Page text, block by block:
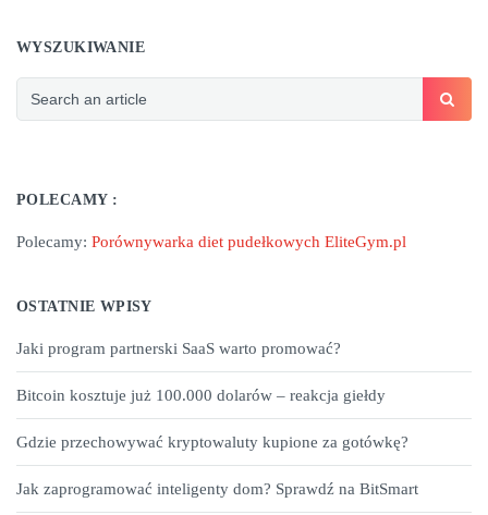
WYSZUKIWANIE
POLECAMY :
Polecamy: Porównywarka diet pudełkowych EliteGym.pl
OSTATNIE WPISY
Jaki program partnerski SaaS warto promować?
Bitcoin kosztuje już 100.000 dolarów – reakcja giełdy
Gdzie przechowywać kryptowaluty kupione za gotówkę?
Jak zaprogramować inteligenty dom? Sprawdź na BitSmart